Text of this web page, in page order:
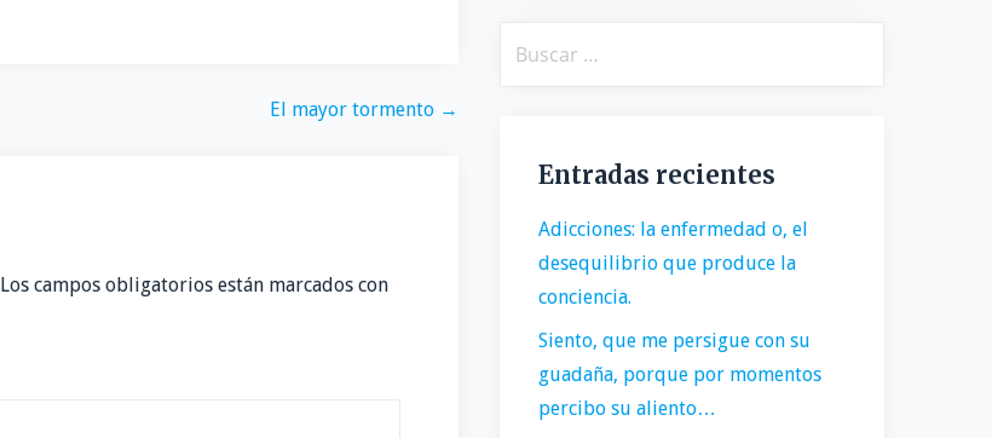
El mayor tormento →
Los campos obligatorios están marcados con
Entradas recientes
Adicciones: la enfermedad o, el
desequilibrio que produce la
conciencia.
Siento, que me persigue con su
guadaña, porque por momentos
percibo su aliento…